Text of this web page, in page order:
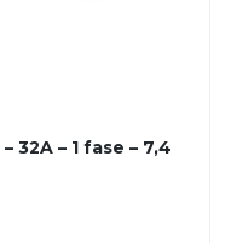
32A – 1 fase – 7,4